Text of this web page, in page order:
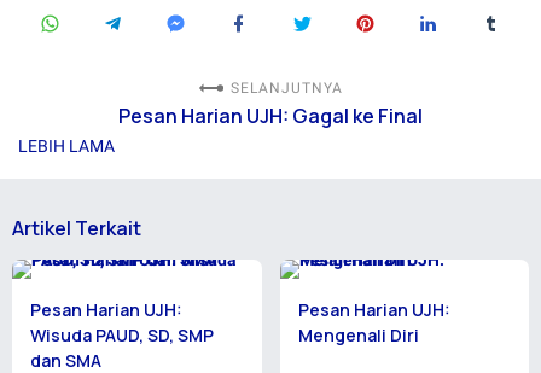
SELANJUTNYA
Pesan Harian UJH: Gagal ke Final
LEBIH LAMA
Artikel Terkait
Pesan Harian UJH:
Wisuda PAUD, SD, SMP
dan SMA
Pesan Harian UJH:
Mengenali Diri